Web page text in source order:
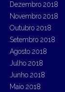
Dezembro 2018
Novembro 2018
Outubro 2018
Setembro 2018
Agosto 2018
Julho 2018
Junho 2018
Maio 2018